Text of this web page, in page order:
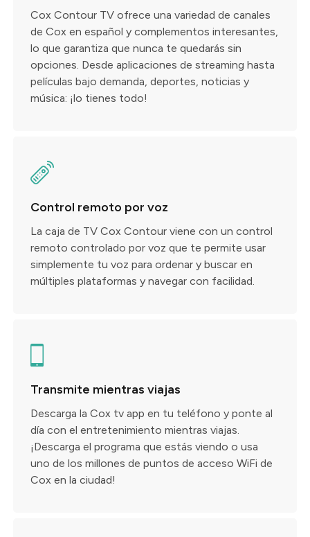
Cox Contour TV ofrece una variedad de canales
de Cox en español y complementos interesantes,
lo que garantiza que nunca te quedarás sin
opciones. Desde aplicaciones de streaming hasta
películas bajo demanda, deportes, noticias y
música: ¡lo tienes todo!
Control remoto por voz
La caja de TV Cox Contour viene con un control
remoto controlado por voz que te permite usar
simplemente tu voz para ordenar y buscar en
múltiples plataformas y navegar con facilidad.
Transmite mientras viajas
Descarga la Cox tv app en tu teléfono y ponte al
día con el entretenimiento mientras viajas.
¡Descarga el programa que estás viendo o usa
uno de los millones de puntos de acceso WiFi de
Cox en la ciudad!